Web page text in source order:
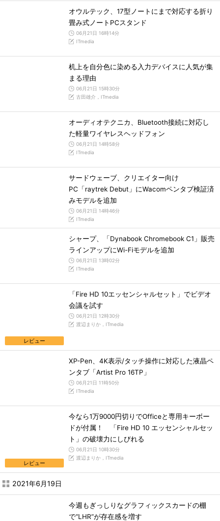
オウルテック、17型ノートにまで対応する折り
畳み式ノートPCスタンド
06月21日 16時14分
ITmedia
机上を自分色に染める入力デバイスに人気が集
まる理由
06月21日 15時30分
古田雄介，ITmedia
オーディオテクニカ、Bluetooth接続に対応し
た軽量ワイヤレスヘッドフォン
06月21日 14時58分
ITmedia
サードウェーブ、クリエイター向け
PC「raytrek Debut」にWacomペンタブ検証済
みモデルを追加
06月21日 14時46分
ITmedia
シャープ、「Dynabook Chromebook C1」販売
ラインアップにWi-Fiモデルを追加
06月21日 13時02分
ITmedia
レビュー
「Fire HD 10エッセンシャルセット」でビデオ
会議を試す
06月21日 12時30分
渡辺まりか，ITmedia
XP-Pen、4K表示/タッチ操作に対応した液晶ペ
ンタブ「Artist Pro 16TP」
06月21日 11時50分
ITmedia
レビュー
今なら1万9000円切りでOfficeと専用キーボー
ドが付属！ 「Fire HD 10 エッセンシャルセッ
ト」の破壊力にしびれる
06月21日 10時30分
渡辺まりか，ITmedia
2021年6月19日
今週もぎっしりなグラフィックスカードの棚
で“LHR”が存在感を増す